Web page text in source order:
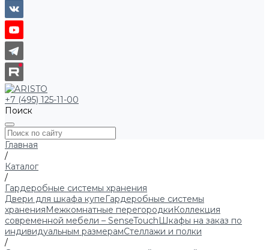
+7 (495) 125-11-00
Поиск
Главная
/
Каталог
/
Гардеробные системы хранения
Двери для шкафа купеГардеробные системы
храненияМежкомнатные перегородкиКоллекция
современной мебели – SenseTouchШкафы на заказ по
индивидуальным размерамСтеллажи и полки
/